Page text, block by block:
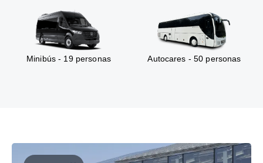
Minibús - 19 personas Autocares - 50 personas